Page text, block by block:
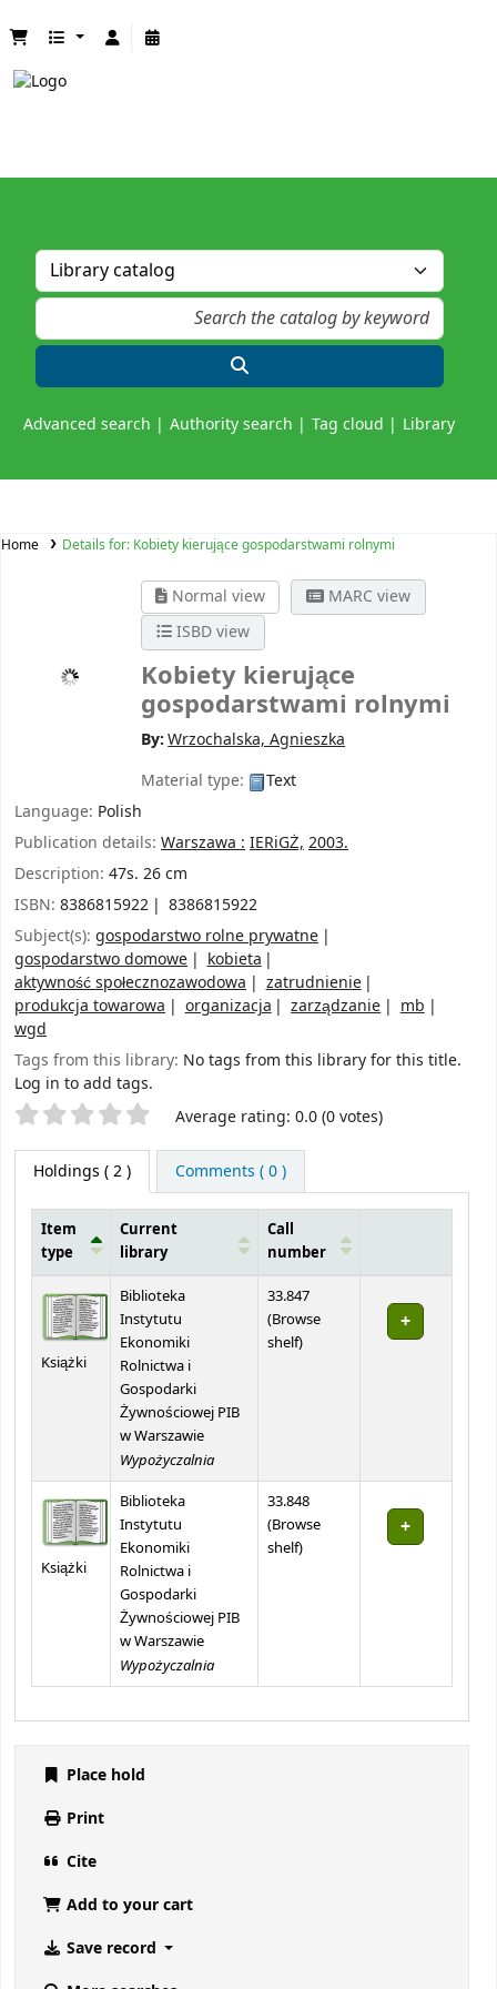
Advanced search Authority search Tag cloud Library
Home Details for: Kobiety kierujące gospodarstwami rolnymi
Normal view
MARC view
ISBD view
Kobiety kierujące
gospodarstwami rolnymi
By:Wrzochalska, Agnieszka
Material type:
Text
Language: Polish
Publication details: Warszawa :IERiGŻ,2003.
Description: 47s. 26 cm
ISBN: 8386815922
8386815922
Subject(s): gospodarstwo rolne prywatne
gospodarstwo domowe
kobieta
aktywność społecznozawodowa
zatrudnienie
produkcja towarowa
organizacja zarządzanie
mb
wgd
Tags from this library: No tags from this library for this title.
Log in to add tags.
Star ratings Average rating: 0.0 (0 votes)
Holdings ( 2 ) Comments ( 0 )
Item
type
Current
library
Call
number
Książki
Biblioteka
Instytutu
Ekonomiki
Rolnictwa i
Gospodarki
Żywnościowej PIB
w Warszawie
Wypożyczalnia
33.847
(Browse
shelf(Opens below)
)
Książki
Biblioteka
Instytutu
Ekonomiki
Rolnictwa i
Gospodarki
Żywnościowej PIB
w Warszawie
Wypożyczalnia
33.848
(Browse
shelf(Opens below)
)
Place hold
Print
Cite
Add to your cart
Save record